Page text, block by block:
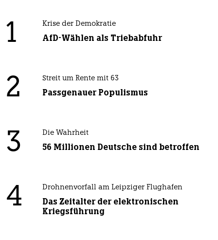
1 Krise der Demokratie
AfD-Wählen als Triebabfuhr
2 Streit um Rente mit 63
Passgenauer Populismus
3 Die Wahrheit
56 Millionen Deutsche sind betroffen
4 Drohnenvorfall am Leipziger Flughafen
Das Zeitalter der elektronischen
Kriegsführung